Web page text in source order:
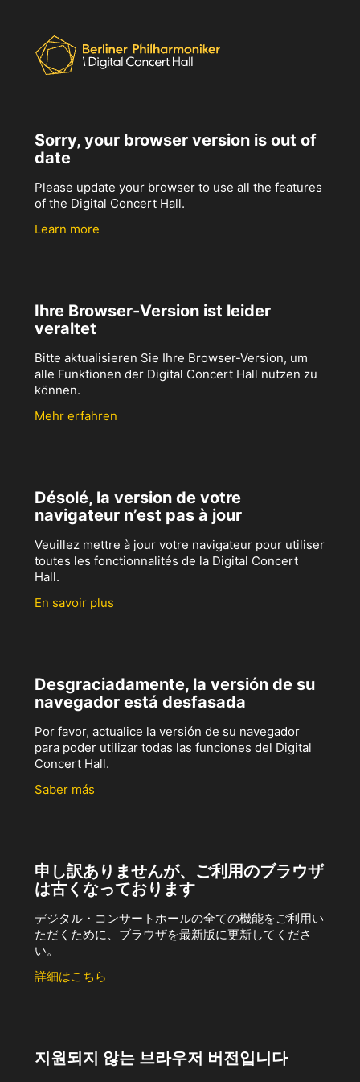
Sorry, your browser version is out of
date
Please update your browser to use all the features
of the Digital Concert Hall.
Learn more
Ihre Browser-Version ist leider
veraltet
Bitte aktualisieren Sie Ihre Browser-Version, um
alle Funktionen der Digital Concert Hall nutzen zu
können.
Mehr erfahren
Désolé, la version de votre
navigateur n’est pas à jour
Veuillez mettre à jour votre navigateur pour utiliser
toutes les fonctionnalités de la Digital Concert
Hall.
En savoir plus
Desgraciadamente, la versión de su
navegador está desfasada
Por favor, actualice la versión de su navegador
para poder utilizar todas las funciones del Digital
Concert Hall.
Saber más
申し訳ありませんが、ご利用のブラウザ
は古くなっております
デジタル・コンサートホールの全ての機能をご利用い
ただくために、ブラウザを最新版に更新してくださ
い。
詳細はこちら
지원되지 않는 브라우저 버전입니다